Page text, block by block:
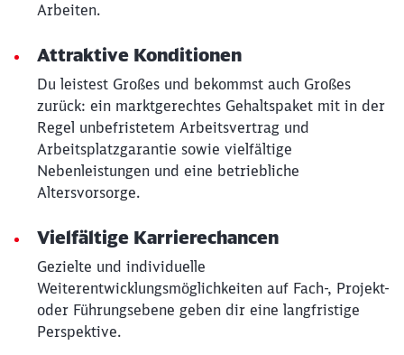
Arbeiten.
Attraktive Konditionen
Du leistest Großes und bekommst auch Großes
zurück: ein marktgerechtes Gehaltspaket mit in der
Regel unbefristetem Arbeitsvertrag und
Arbeitsplatzgarantie sowie vielfältige
Nebenleistungen und eine betriebliche
Altersvorsorge.
Vielfältige Karrierechancen
Gezielte und individuelle
Weiterentwicklungsmöglichkeiten auf Fach-, Projekt-
oder Führungsebene geben dir eine langfristige
Perspektive.